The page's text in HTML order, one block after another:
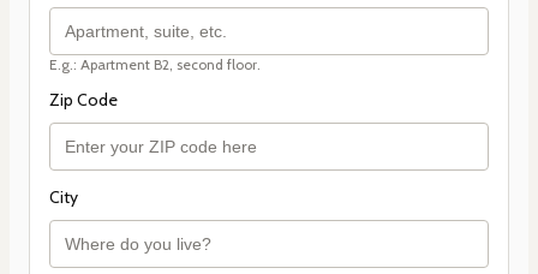
E.g.: Apartment B2, second floor.
Zip Code
City